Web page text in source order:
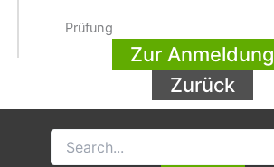
Prüfung
Zur Anmeldung
Zurück